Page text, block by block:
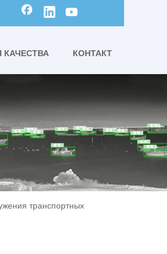
КАЧЕСТВА КОНТАКТ
транспортных